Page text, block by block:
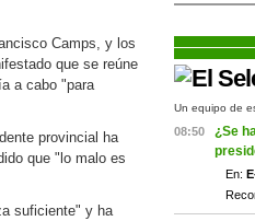
Camps, y los
que se reúne
a cabo "para
provincial ha
que "lo malo es
suficiente" y ha
Un equipo de
08:50
¿Se
En: